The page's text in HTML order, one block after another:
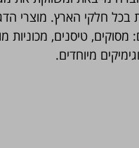
בכל חלקי הארץ. מוצרי
טיסנים, מכוניות
מיוחדים.